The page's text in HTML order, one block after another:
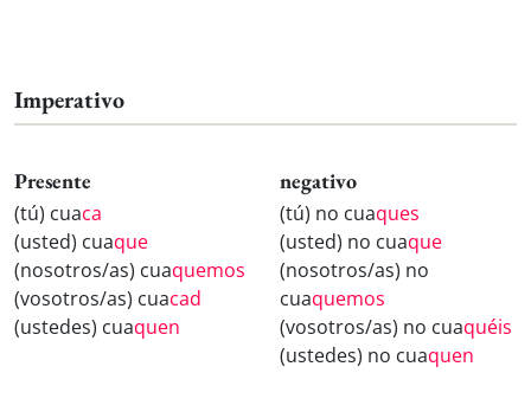
Imperativo
Presente
(tú) cuaca
(usted) cuaque
(nosotros/as) cuaquemos
(vosotros/as) cuacad
(ustedes) cuaquen
negativo
(tú) no cuaques
(usted) no cuaque
(nosotros/as) no
cuaquemos
(vosotros/as) no cuaquéis
(ustedes) no cuaquen